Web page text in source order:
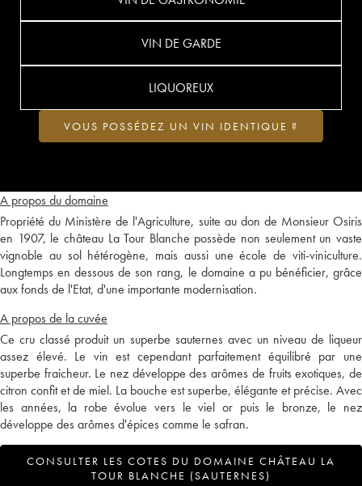
A propos du domaine
Propriété du Ministère de l'Agriculture, suite au don de Monsieur Osiris
en 1907, le château La Tour Blanche possède non seulement un vaste
vignoble au sol hétérogène, mais aussi une école de viti-viniculture.
Longtemps en dessous de son rang, le domaine a pu bénéficier, grâce
aux fonds de l'Etat, d'une importante modernisation.
A propos de la cuvée
Ce cru classé produit un superbe sauternes avec un niveau de liqueur
assez élevé. Le vin est cependant parfaitement équilibré par une
superbe fraicheur. Le nez développe des arômes de fruits exotiques, de
citron confit et de miel. La bouche est superbe, élégante et précise. Avec
les années, la robe évolue vers le viel or puis le bronze, le nez
développe des arômes d'épices comme le safran.
CONSULTER LES COTES DU DOMAINE CHÂTEAU LA
TOUR BLANCHE (SAUTERNES)
VIN DE GARDE
LIQUOREUX
VOUS POSSÉDEZ UN VIN IDENTIQUE ?